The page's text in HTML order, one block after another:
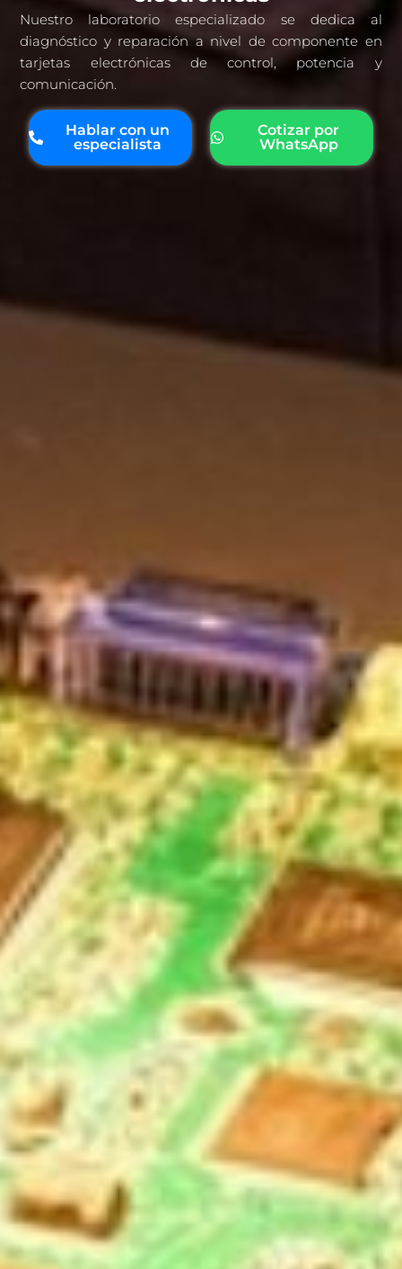
Nuestro laboratorio especializado se dedica al
diagnóstico y reparación a nivel de componente en
tarjetas electrónicas de control, potencia y
comunicación.
Hablar con un
especialista
Cotizar por
WhatsApp